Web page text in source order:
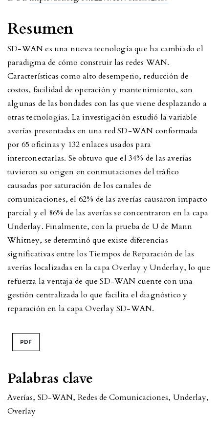
Palabras clave
Averías, SD-WAN, Redes de Comunicaciones, Underlay,
Overlay
Resumen
SD-WAN es una nueva tecnología que ha cambiado el
paradigma de cómo construir las redes WAN.
Características como alto desempeño, reducción de
costos, facilidad de operación y mantenimiento, son
algunas de las bondades con las que viene desplazando a
otras tecnologías. La investigación estudió la variable
averías presentadas en una red SD-WAN conformada
por 65 oficinas y 132 enlaces usados para
interconectarlas. Se obtuvo que el 34% de las averías
tuvieron su origen en conmutaciones del tráfico
causadas por saturación de los canales de
comunicaciones, el 62% de las averías causaron impacto
parcial y el 86% de las averías se concentraron en la capa
Underlay. Finalmente, con la prueba de U de Mann
Whitney, se determinó que existe diferencias
significativas entre los Tiempos de Reparación de las
averías localizadas en la capa Overlay y Underlay, lo que
refuerza la ventaja de que SD-WAN cuente con una
gestión centralizada lo que facilita el diagnóstico y
reparación en la capa Overlay SD-WAN.
PDF